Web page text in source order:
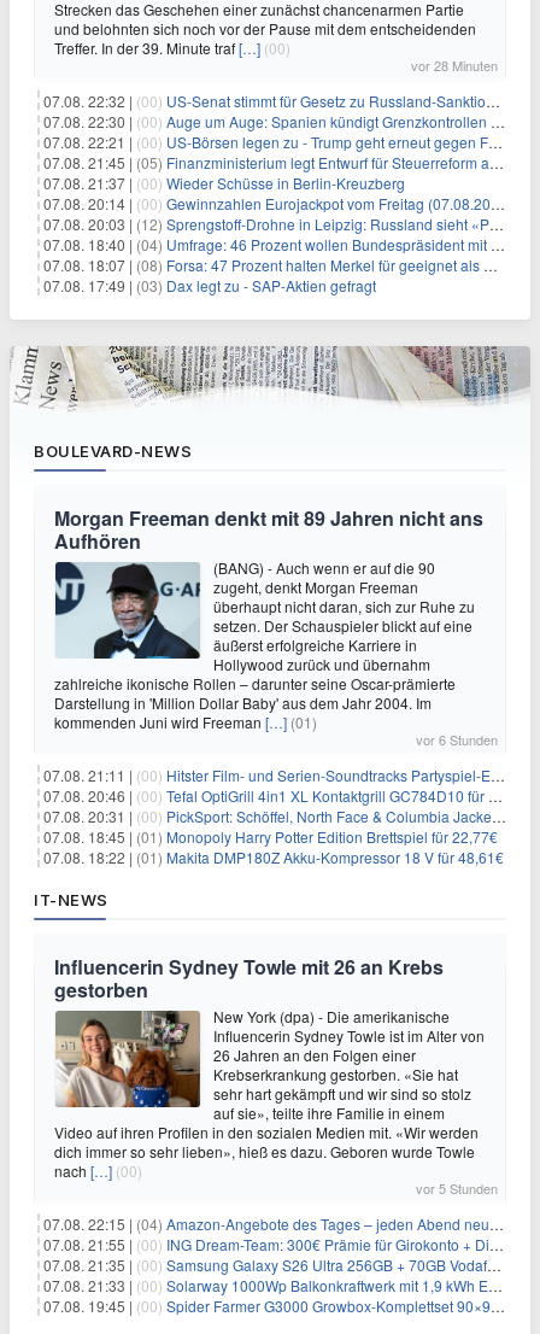
Strecken das Geschehen einer zunächst chancenarmen Partie
und belohnten sich noch vor der Pause mit dem entscheidenden
Treffer. In der 39. Minute traf[…] (00)
vor 28 Minuten
07.08. 22:32 | (00) US-Senat stimmt für Gesetz zu Russland-Sanktionen
07.08. 22:30 | (00) Auge um Auge: Spanien kündigt Grenzkontrollen zu Italien an
07.08. 22:21 | (00) US-Börsen legen zu - Trump geht erneut gegen Fed-Gouverneurin vor
07.08. 21:45 | (05) Finanzministerium legt Entwurf für Steuerreform ab 2027 vor
07.08. 21:37 | (00) Wieder Schüsse in Berlin-Kreuzberg
07.08. 20:14 | (00) Gewinnzahlen Eurojackpot vom Freitag (07.08.2026)
07.08. 20:03 | (12) Sprengstoff-Drohne in Leipzig: Russland sieht «Provokation»
07.08. 18:40 | (04) Umfrage: 46 Prozent wollen Bundespräsident mit Politik-Erfahrung
07.08. 18:07 | (08) Forsa: 47 Prozent halten Merkel für geeignet als Bundespräsidentin
07.08. 17:49 | (03) Dax legt zu - SAP-Aktien gefragt
BOULEVARD-NEWS
Morgan Freeman denkt mit 89 Jahren nicht ans
Aufhören
(BANG) - Auch wenn er auf die 90
zugeht, denkt Morgan Freeman
überhaupt nicht daran, sich zur Ruhe zu
setzen. Der Schauspieler blickt auf eine
äußerst erfolgreiche Karriere in
Hollywood zurück und übernahm
zahlreiche ikonische Rollen – darunter seine Oscar-prämierte
Darstellung in 'Million Dollar Baby' aus dem Jahr 2004. Im
kommenden Juni wird Freeman […] (01)
vor 6 Stunden
07.08. 21:11 | (00) Hitster Film- und Serien-Soundtracks Partyspiel-Erweiterung für 6,99€
07.08. 20:46 | (00) Tefal OptiGrill 4in1 XL Kontaktgrill GC784D10 für 239,99€
07.08. 20:31 | (00) PickSport: Schöffel, North Face & Columbia Jacken ab 39,60€
07.08. 18:45 | (01) Monopoly Harry Potter Edition Brettspiel für 22,77€
07.08. 18:22 | (01) Makita DMP180Z Akku-Kompressor 18 V für 48,61€
IT-NEWS
Influencerin Sydney Towle mit 26 an Krebs
gestorben
New York (dpa) - Die amerikanische
Influencerin Sydney Towle ist im Alter von
26 Jahren an den Folgen einer
Krebserkrankung gestorben. «Sie hat
sehr hart gekämpft und wir sind so stolz
auf sie», teilte ihre Familie in einem
Video auf ihren Profilen in den sozialen Medien mit. «Wir werden
dich immer so sehr lieben», hieß es dazu. Geboren wurde Towle
nach […] (00)
vor 5 Stunden
07.08. 22:15 | (04) Amazon-Angebote des Tages – jeden Abend neue Deals zum Stöbern
07.08. 21:55 | (00) ING Dream-Team: 300€ Prämie für Girokonto + Direkt-Depot
07.08. 21:35 | (00) Samsung Galaxy S26 Ultra 256GB + 70GB Vodafone-Netz für 34,99€/Monat (effektiv 4,74€/Monat)
07.08. 21:33 | (00) Solarway 1000Wp Balkonkraftwerk mit 1,9 kWh EcoFlow-Speicher für 719€ + 30€ Filial-Gutschein
07.08. 19:45 | (00) Spider Farmer G3000 Growbox-Komplettset 90×90×180 cm für 379,99€